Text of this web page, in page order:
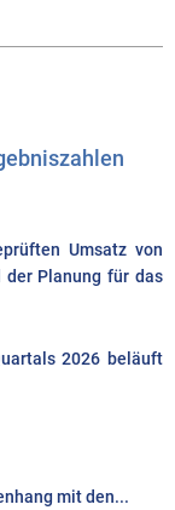
Umsatz von
der Planung für das
2026 beläuft
mit den...